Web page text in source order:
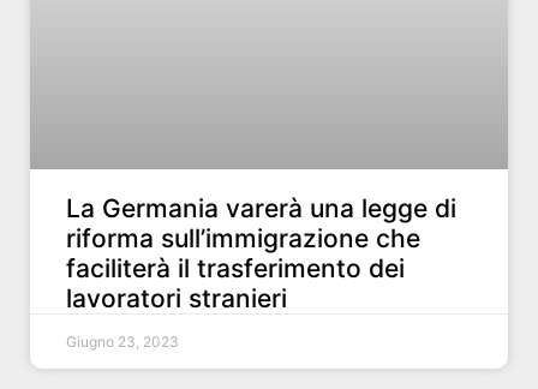
La Germania varerà una legge di
riforma sull’immigrazione che
faciliterà il trasferimento dei
lavoratori stranieri
Giugno 23, 2023